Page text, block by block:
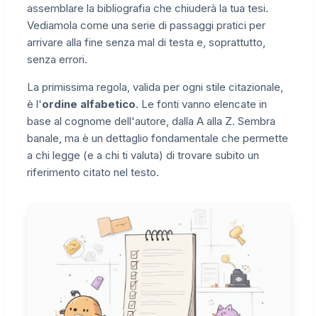
assemblare la bibliografia che chiuderà la tua tesi.
Vediamola come una serie di passaggi pratici per
arrivare alla fine senza mal di testa e, soprattutto,
senza errori.
La primissima regola, valida per ogni stile citazionale,
è l'ordine alfabetico. Le fonti vanno elencate in
base al cognome dell'autore, dalla A alla Z. Sembra
banale, ma è un dettaglio fondamentale che permette
a chi legge (e a chi ti valuta) di trovare subito un
riferimento citato nel testo.